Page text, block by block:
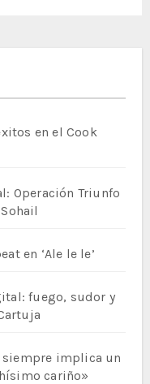
en el Cook
Operación Triunfo
en ‘Ale le le’
fuego, sudor y
siempre implica un
cariño»